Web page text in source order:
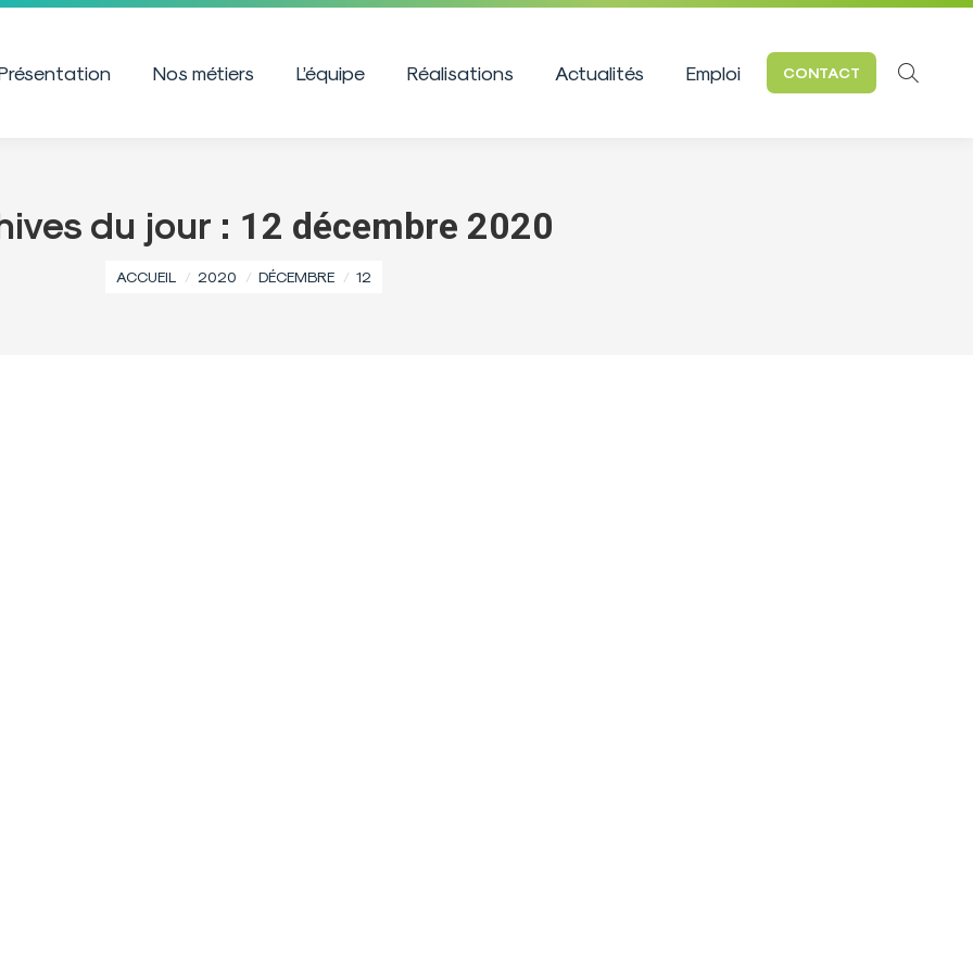
Nos métiers L’équipe Réalisations Actualités Emploi CONTACT
du jour : 12 décembre 2020
ACCUEIL 2020 DÉCEMBRE 12